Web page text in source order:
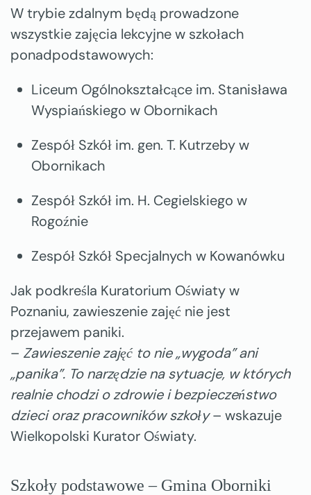
W trybie zdalnym będą prowadzone
wszystkie zajęcia lekcyjne w szkołach
ponadpodstawowych:
Liceum Ogólnokształcące im. Stanisława
Wyspiańskiego w Obornikach
Zespół Szkół im. gen. T. Kutrzeby w
Obornikach
Zespół Szkół im. H. Cegielskiego w
Rogoźnie
Zespół Szkół Specjalnych w Kowanówku
Jak podkreśla Kuratorium Oświaty w
Poznaniu, zawieszenie zajęć nie jest
przejawem paniki.
– Zawieszenie zajęć to nie „wygoda” ani
„panika”. To narzędzie na sytuacje, w których
realnie chodzi o zdrowie i bezpieczeństwo
dzieci oraz pracowników szkoły– wskazuje
Wielkopolski Kurator Oświaty.
Szkoły podstawowe – Gmina Oborniki